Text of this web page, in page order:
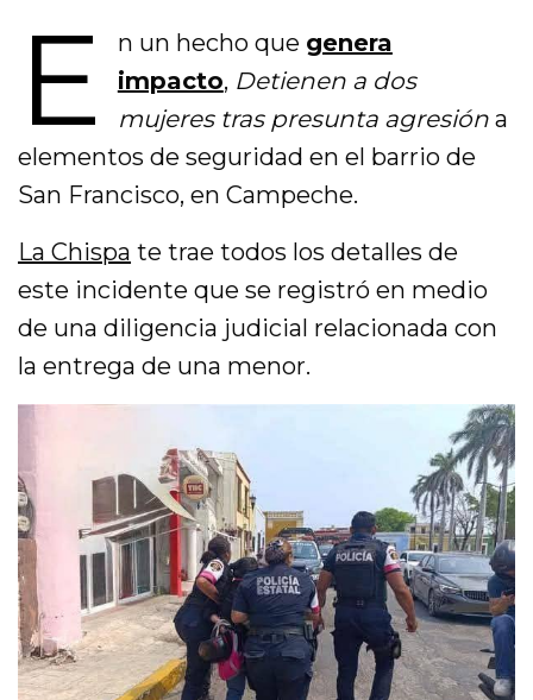
E n un hecho que genera
impacto, Detienen a dos
mujeres tras presunta agresióna
elementos de seguridad en el barrio de
San Francisco, enCampeche.
La Chispa te trae todos los detalles de
este incidente que se registró en medio
de una diligencia judicial relacionada con
la entrega de una menor.